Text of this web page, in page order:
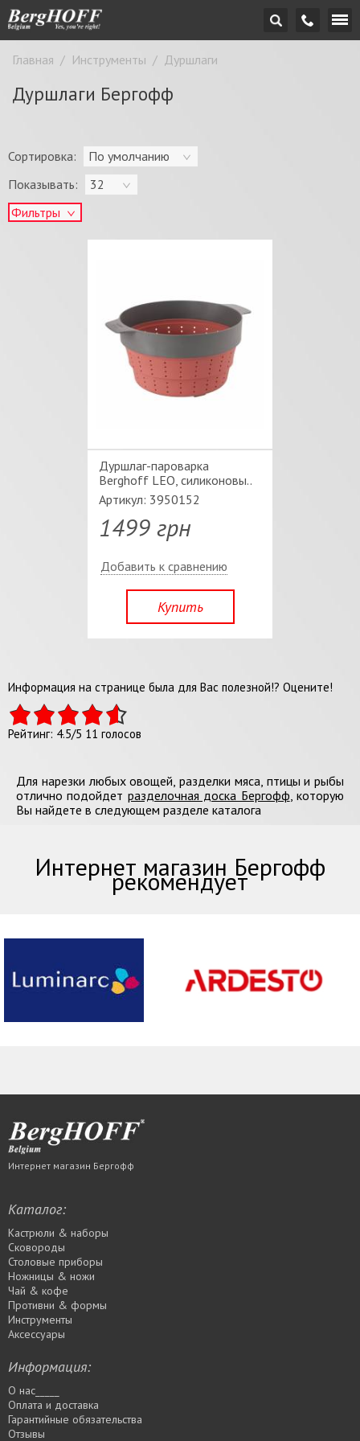
Главная / Инструменты / Дуршлаги
Дуршлаги Бергофф
Сортировка:
По умолчанию
Показывать:
32
Фильтры
Дуршлаг-пароварка
Berghoff LEO, силиконовы..
Артикул: 3950152
1499 грн
Добавить к сравнению
Купить
Информация на странице была для Вас полезной!? Оцените!
Рейтинг: 4.5/5 11 голосов
Для нарезки любых овощей, разделки мяса, птицы и рыбы
отлично подойдет разделочная доска Бергофф, которую
Вы найдете в следующем разделе каталога
Интернет магазин Бергофф
рекомендует
Интернет магазин Бергофф
Каталог:
Кастрюли & наборы
Сковороды
Столовые приборы
Ножницы & ножи
Чай & кофе
Противни & формы
Инструменты
Аксессуары
Информация:
О нас_____
Оплата и доставка
Гарантийные обязательства
Отзывы